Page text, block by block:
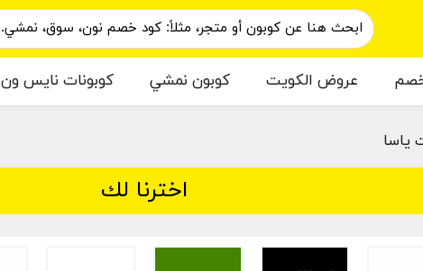
عروض الكويت كوبون نمشي كوبونات نايس ون
ياسا
اخترنا لك